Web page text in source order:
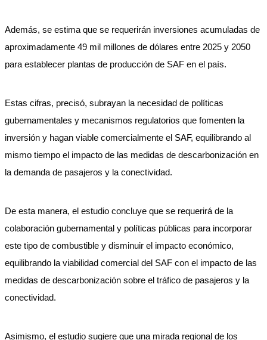
Además, se estima que se requerirán inversiones acumuladas de
aproximadamente 49 mil millones de dólares entre 2025 y 2050
para establecer plantas de producción de SAF en el país.
Estas cifras, precisó, subrayan la necesidad de políticas
gubernamentales y mecanismos regulatorios que fomenten la
inversión y hagan viable comercialmente el SAF, equilibrando al
mismo tiempo el impacto de las medidas de descarbonización en
la demanda de pasajeros y la conectividad.
De esta manera, el estudio concluye que se requerirá de la
colaboración gubernamental y políticas públicas para incorporar
este tipo de combustible y disminuir el impacto económico,
equilibrando la viabilidad comercial del SAF con el impacto de las
medidas de descarbonización sobre el tráfico de pasajeros y la
conectividad.
Asimismo, el estudio sugiere que una mirada regional de los